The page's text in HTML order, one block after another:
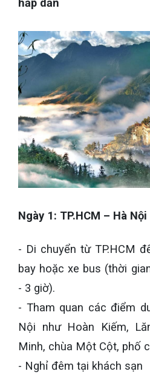
hấp dẫn
Ngày 1: TP.HCM – Hà Nội
- Di chuyển từ TP.HCM
bay hoặc xe bus (thời
- 3 giờ).
- Tham quan các điểm
Nội như Hoàn Kiếm,
Minh, chùa Một Cột, phố
- Nghỉ đêm tại khách sạn